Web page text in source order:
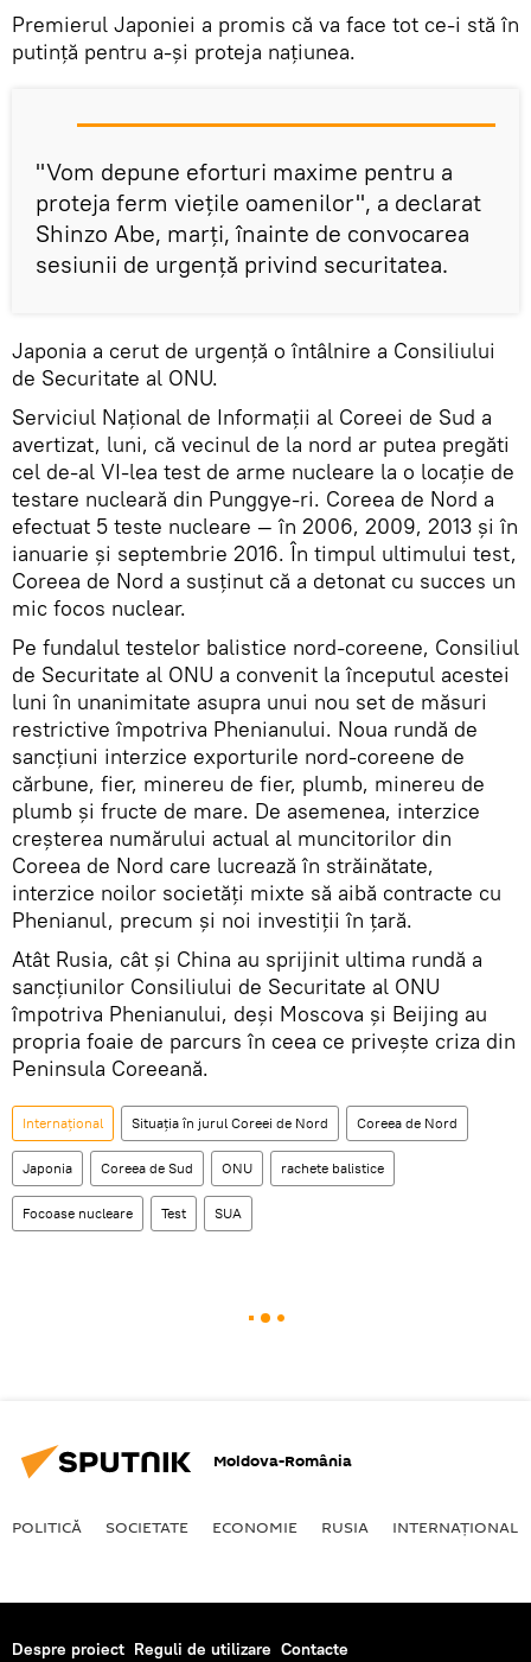
Premierul Japoniei a promis că va face tot ce-i stă în
putință pentru a-și proteja națiunea.
"Vom depune eforturi maxime pentru a
proteja ferm viețile oamenilor", a declarat
Shinzo Abe, marți, înainte de convocarea
sesiunii de urgență privind securitatea.
Japonia a cerut de urgență o întâlnire a Consiliului
de Securitate al ONU.
Serviciul Național de Informații al Coreei de Sud a
avertizat, luni, că vecinul de la nord ar putea pregăti
cel de-al VI-lea test de arme nucleare la o locație de
testare nucleară din Punggye-ri. Coreea de Nord a
efectuat 5 teste nucleare — în 2006, 2009, 2013 și în
ianuarie și septembrie 2016. În timpul ultimului test,
Coreea de Nord a susținut că a detonat cu succes un
mic focos nuclear.
Pe fundalul testelor balistice nord-coreene, Consiliul
de Securitate al ONU a convenit la începutul acestei
luni în unanimitate asupra unui nou set de măsuri
restrictive împotriva Phenianului. Noua rundă de
sancțiuni interzice exporturile nord-coreene de
cărbune, fier, minereu de fier, plumb, minereu de
plumb și fructe de mare. De asemenea, interzice
creșterea numărului actual al muncitorilor din
Coreea de Nord care lucrează în străinătate,
interzice noilor societăți mixte să aibă contracte cu
Phenianul, precum și noi investiții în țară.
Atât Rusia, cât și China au sprijinit ultima rundă a
sancțiunilor Consiliului de Securitate al ONU
împotriva Phenianului, deși Moscova și Beijing au
propria foaie de parcurs în ceea ce privește criza din
Peninsula Coreeană.
Internaţional Situația în jurul Coreei de Nord Coreea de Nord
Japonia Coreea de Sud ONU rachete balistice
Focoase nucleare Test SUA
Moldova-România
POLITICĂ SOCIETATE ECONOMIE RUSIA INTERNAŢIONAL
Despre proiect Reguli de utilizare Contacte